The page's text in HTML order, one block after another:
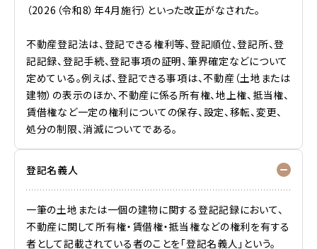
（2026（令和8）年4月施行）といった改正がなされた。
不動産登記法は、登記できる権利等、登記順位、登記所、登
記記録、登記手続、登記事項の証明、筆界確定などについて
定めている。例えば、登記できる事項は、不動産（土地または
建物）の表示のほか、不動産に係る所有権、地上権、抵当権、
賃借権など一定の権利についての保存、設定、移転、変更、
処分の制限、消滅についてである。
登記名義人
一筆の土地または一個の建物に関する登記記録において、
不動産に関して所有権・賃借権・抵当権などの権利を有する
者として記載されている者のことを「登記名義人」という。